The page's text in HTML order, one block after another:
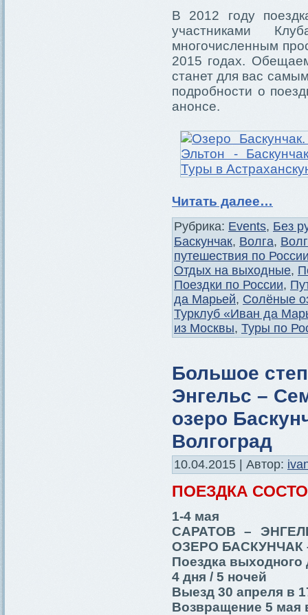
В 2012 году
участниками
многочисленным
2015 годах.
станет для вас
подробности о
анонсе.
Читать далее…
Рубрика: Events, Без
Баскунчак, Волга,
путешествия по
Отдых на выходные,
Поездки по России,
да Марьей, Солёные
Турклуб «Иван да
из Москвы, Туры по
Большое
Энгельс –
озеро
Волгоград
10.04.2015 | Автор:
ПОЕЗДКА
1-4 мая
САРАТОВ –
ОЗЕРО БАСКУНЧАК
Поездка выходного
4 дня / 5 ночей
Выезд 30 апреля в
Возвращение 5 мая